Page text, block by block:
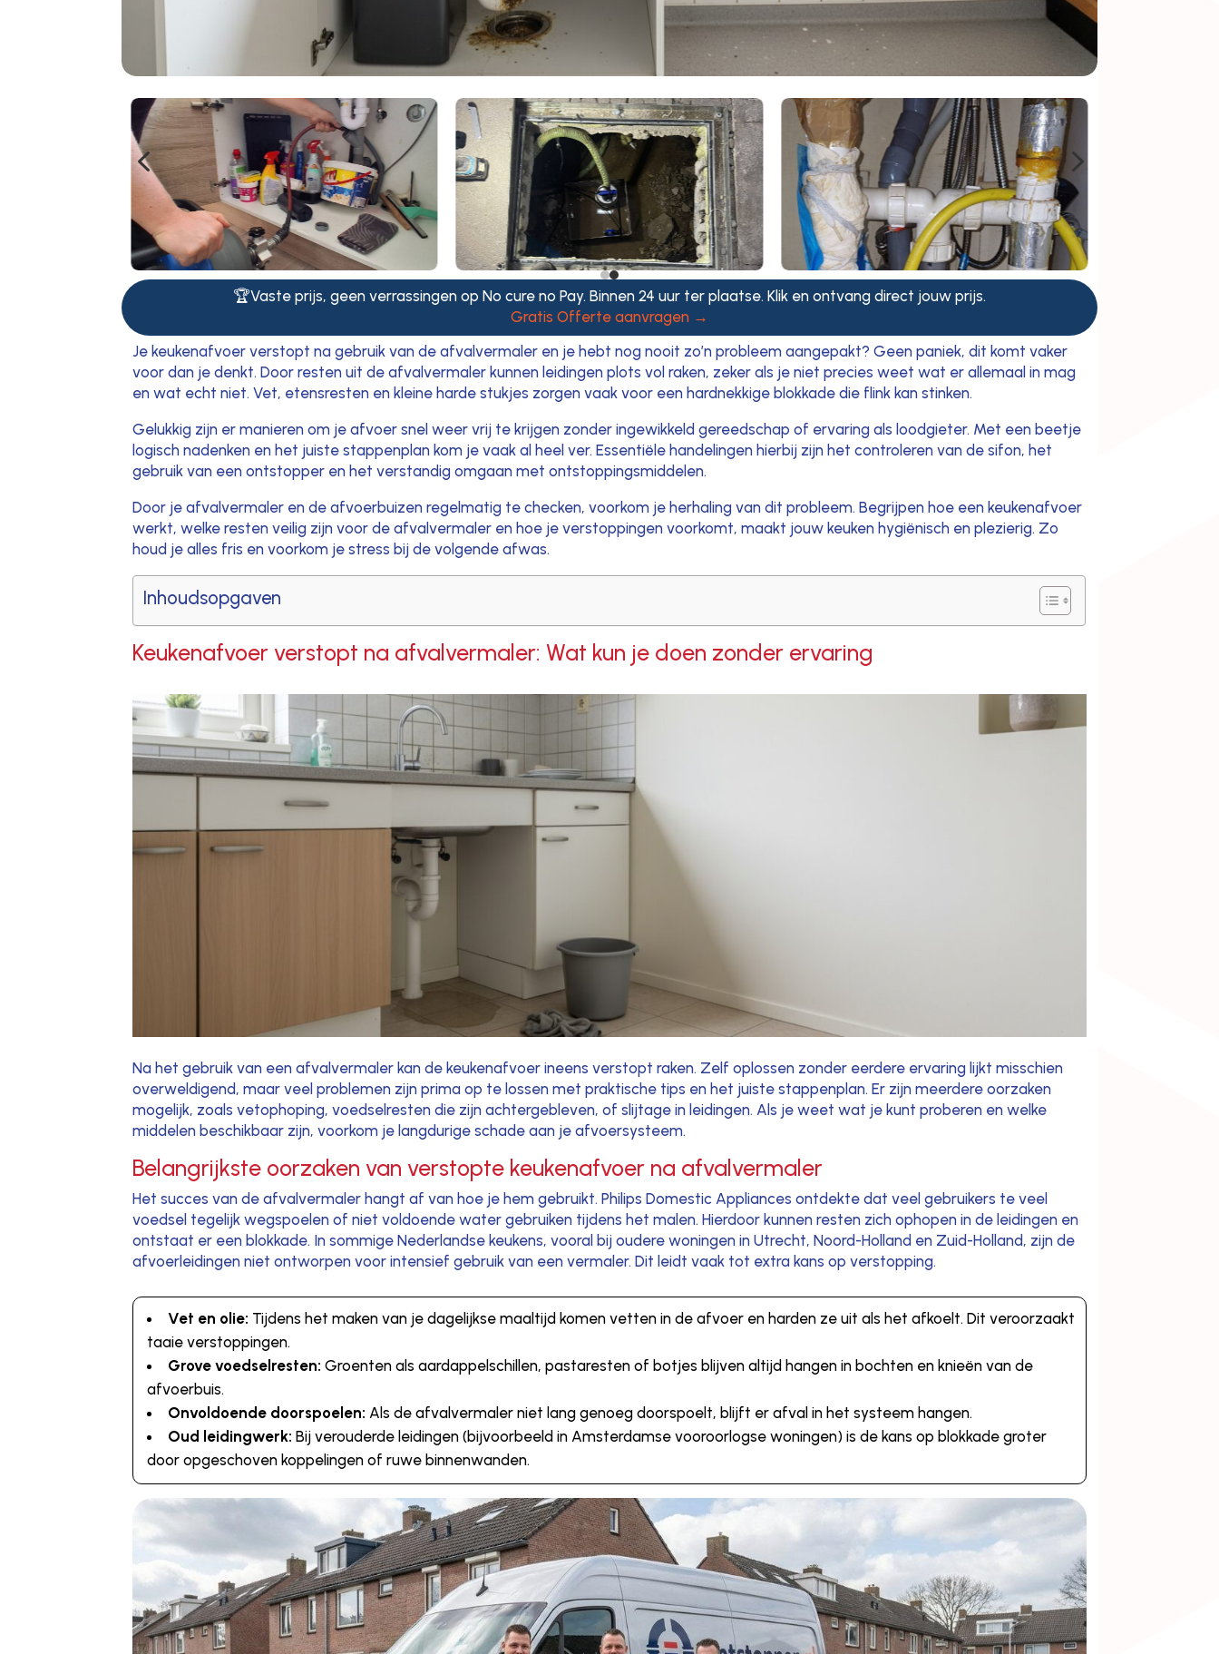
4 5
🏆Vaste prijs, geen verrassingen op No cure no Pay. Binnen 24 uur ter plaatse. Klik en ontvang direct jouw prijs.
Gratis Offerte aanvragen →
Je keukenafvoer verstopt na gebruik van de afvalvermaler en je hebt nog nooit zo’n probleem aangepakt? Geen paniek, dit komt vaker
voor dan je denkt. Door resten uit de afvalvermaler kunnen leidingen plots vol raken, zeker als je niet precies weet wat er allemaal in mag
en wat echt niet. Vet, etensresten en kleine harde stukjes zorgen vaak voor een hardnekkige blokkade die flink kan stinken.
Gelukkig zijn er manieren om je afvoer snel weer vrij te krijgen zonder ingewikkeld gereedschap of ervaring als loodgieter. Met een beetje
logisch nadenken en het juiste stappenplan kom je vaak al heel ver. Essentiële handelingen hierbij zijn het controleren van de sifon, het
gebruik van een ontstopper en het verstandig omgaan met ontstoppingsmiddelen.
Door je afvalvermaler en de afvoerbuizen regelmatig te checken, voorkom je herhaling van dit probleem. Begrijpen hoe een keukenafvoer
werkt, welke resten veilig zijn voor de afvalvermaler en hoe je verstoppingen voorkomt, maakt jouw keuken hygiënisch en plezierig. Zo
houd je alles fris en voorkom je stress bij de volgende afwas.
Inhoudsopgaven
Keukenafvoer verstopt na afvalvermaler: Wat kun je doen zonder ervaring
Na het gebruik van een afvalvermaler kan de keukenafvoer ineens verstopt raken. Zelf oplossen zonder eerdere ervaring lijkt misschien
overweldigend, maar veel problemen zijn prima op te lossen met praktische tips en het juiste stappenplan. Er zijn meerdere oorzaken
mogelijk, zoals vetophoping, voedselresten die zijn achtergebleven, of slijtage in leidingen. Als je weet wat je kunt proberen en welke
middelen beschikbaar zijn, voorkom je langdurige schade aan je afvoersysteem.
Belangrijkste oorzaken van verstopte keukenafvoer na afvalvermaler
Het succes van de afvalvermaler hangt af van hoe je hem gebruikt. Philips Domestic Appliances ontdekte dat veel gebruikers te veel
voedsel tegelijk wegspoelen of niet voldoende water gebruiken tijdens het malen. Hierdoor kunnen resten zich ophopen in de leidingen en
ontstaat er een blokkade. In sommige Nederlandse keukens, vooral bij oudere woningen in Utrecht, Noord-Holland en Zuid-Holland, zijn de
afvoerleidingen niet ontworpen voor intensief gebruik van een vermaler. Dit leidt vaak tot extra kans op verstopping.
Vet en olie: Tijdens het maken van je dagelijkse maaltijd komen vetten in de afvoer en harden ze uit als het afkoelt. Dit veroorzaakt
taaie verstoppingen.
Grove voedselresten: Groenten als aardappelschillen, pastaresten of botjes blijven altijd hangen in bochten en knieën van de
afvoerbuis.
Onvoldoende doorspoelen: Als de afvalvermaler niet lang genoeg doorspoelt, blijft er afval in het systeem hangen.
Oud leidingwerk: Bij verouderde leidingen (bijvoorbeeld in Amsterdamse vooroorlogse woningen) is de kans op blokkade groter
door opgeschoven koppelingen of ruwe binnenwanden.